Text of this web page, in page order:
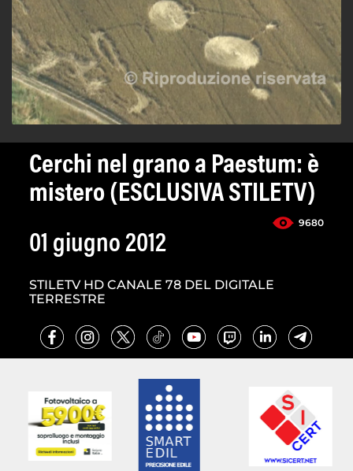
Cerchi nel grano a Paestum: è
mistero (ESCLUSIVA STILETV)
9680
01 giugno 2012
STILETV HD CANALE 78 DEL DIGITALE
TERRESTRE